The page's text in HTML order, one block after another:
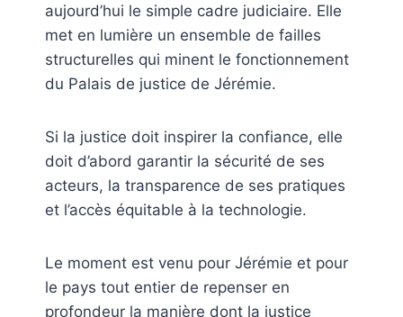
aujourd’hui le simple cadre judiciaire. Elle
met en lumière un ensemble de failles
structurelles qui minent le fonctionnement
du Palais de justice de Jérémie.
Si la justice doit inspirer la confiance, elle
doit d’abord garantir la sécurité de ses
acteurs, la transparence de ses pratiques
et l’accès équitable à la technologie.
Le moment est venu pour Jérémie et pour
le pays tout entier de repenser en
profondeur la manière dont la justice